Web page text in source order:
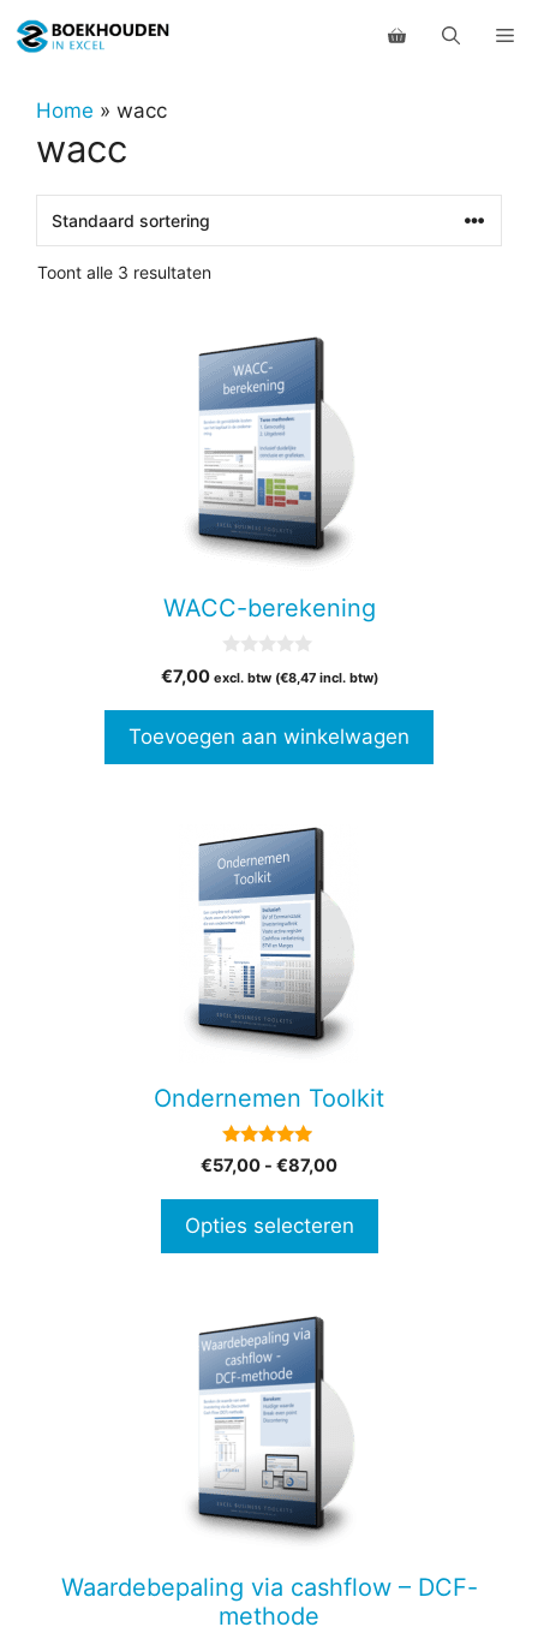
naar
inhoudHome » wacc
wacc
Toont alle 3 resultaten
WACC-berekening
v
5
€7,00 excl. btw (€8,47incl. btw)
Toevoegen aan winkelwagen
Ondernemen Toolkit
4.80
van 5
€57,00 - €87,00Prijsklasse:
€87,00
Opties selecteren
productpagina
Waardebepaling via cashflow – DCF-
methode